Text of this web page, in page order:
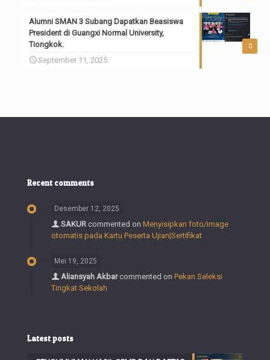
0
Alumni SMAN 3 Subang Dapatkan Beasiswa
President di Guangxi Normal University,
Tiongkok.
September 11, 2025
Recent comments
Desember 12, 2025
SAKUR commented on Menyisipkan foto/image
otomatis pada Kartu Peserta Ujian|Sertifikat
Mei 19, 2025
Aliansyah Akbarcommented on Pekan Seleksi
Tingkat Sekolah
Latest posts